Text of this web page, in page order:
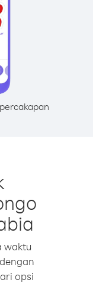
waktu
opsi